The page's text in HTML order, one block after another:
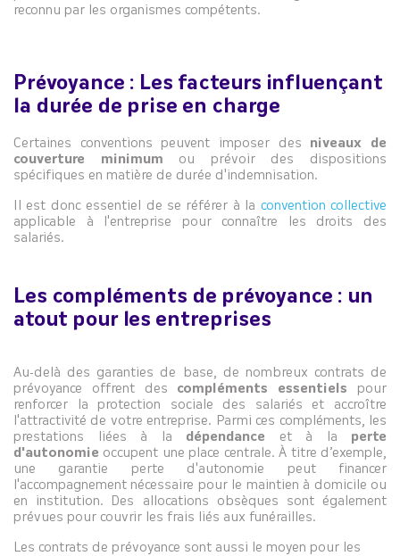
reconnu par les organismes compétents.
Prévoyance : Les facteurs influençant
la durée de prise en charge
Certaines conventions peuvent imposer des niveaux de
couverture minimum ou prévoir des dispositions
spécifiques en matière de durée d'indemnisation.
Il est donc essentiel de se référer à la convention collective
applicable à l'entreprise pour connaître les droits des
salariés.
Les compléments de prévoyance : un
atout pour les entreprises
Au-delà des garanties de base, de nombreux contrats de
prévoyance offrent des compléments essentiels pour
renforcer la protection sociale des salariés et accroître
l'attractivité de votre entreprise. Parmi ces compléments, les
prestations liées à la dépendance et à la perte
d'autonomie occupent une place centrale. À titre d’exemple,
une garantie perte d'autonomie peut financer
l'accompagnement nécessaire pour le maintien à domicile ou
en institution. Des allocations obsèques sont également
prévues pour couvrir les frais liés aux funérailles.
Les contrats de prévoyance sont aussi le moyen pour les